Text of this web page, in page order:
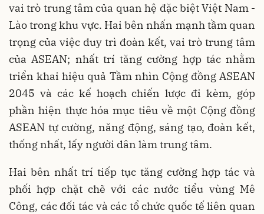
vai trò trung tâm của quan hệ đặc biệt Việt Nam -
Lào trong khu vực. Hai bên nhấn mạnh tầm quan
trọng của việc duy trì đoàn kết, vai trò trung tâm
của ASEAN; nhất trí tăng cường hợp tác nhằm
triển khai hiệu quả Tầm nhìn Cộng đồng ASEAN
2045 và các kế hoạch chiến lược đi kèm, góp
phần hiện thực hóa mục tiêu về một Cộng đồng
ASEAN tự cường, năng động, sáng tạo, đoàn kết,
thống nhất, lấy người dân làm trung tâm.
Hai bên nhất trí tiếp tục tăng cường hợp tác và
phối hợp chặt chẽ với các nước tiểu vùng Mê
Công, các đối tác và các tổ chức quốc tế liên quan